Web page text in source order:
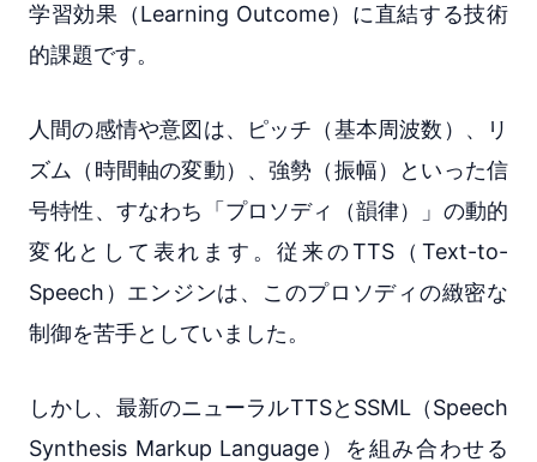
学習効果（Learning Outcome）に直結する技術
的課題です。
人間の感情や意図は、ピッチ（基本周波数）、リ
ズム（時間軸の変動）、強勢（振幅）といった信
号特性、すなわち「プロソディ（韻律）」の動的
変化として表れます。従来のTTS（Text-to-
Speech）エンジンは、このプロソディの緻密な
制御を苦手としていました。
しかし、最新のニューラルTTSとSSML（Speech
Synthesis Markup Language）を組み合わせる